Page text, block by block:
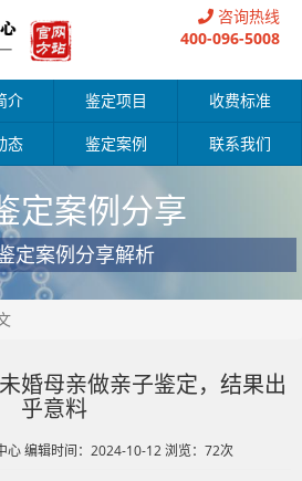
咨询热线
400-096-5008
介 鉴定项目 收费标准
态 鉴定案例 联系我们
定案例分享
定案例分享解析
婚母亲做亲子鉴定，结果出
乎意料
心 编辑时间：2024-10-12 浏览：72次